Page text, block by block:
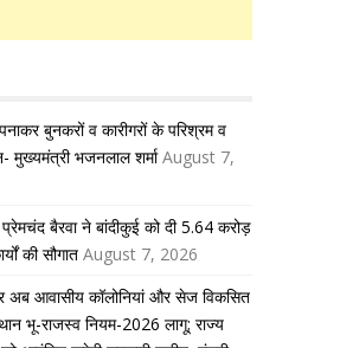
बुनकरों व कारीगरों के परिश्रम व
मुख्यमंत्री भजनलाल शर्मा August 7,
बैरवा ने बांदीकुई को दी 5.64 करोड़
की सौगात August 7, 2026
अब आवासीय कॉलोनियां और सेज विकसित
भू-राजस्व नियम-2026 लागू; राज्य